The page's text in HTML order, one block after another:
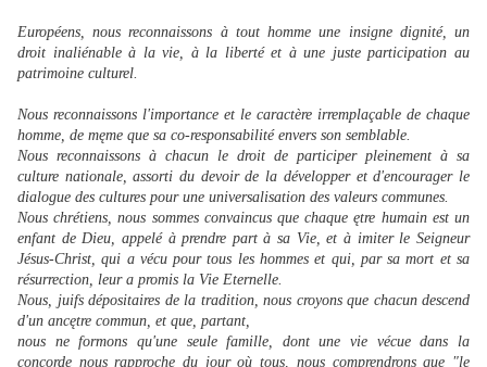
Européens, nous reconnaissons à tout homme une insigne dignité, un
droit inaliénable à la vie, à la liberté et à une juste participation au
patrimoine culturel.
Nous reconnaissons l'importance et le caractère irremplaçable de chaque
homme, de męme que sa co-responsabilité envers son semblable.
Nous reconnaissons à chacun le droit de participer pleinement à sa
culture nationale, assorti du devoir de la développer et d'encourager le
dialogue des cultures pour une universalisation des valeurs communes.
Nous chrétiens, nous sommes convaincus que chaque ętre humain est un
enfant de Dieu, appelé à prendre part à sa Vie, et à imiter le Seigneur
Jésus-Christ, qui a vécu pour tous les hommes et qui, par sa mort et sa
résurrection, leur a promis la Vie Eternelle.
Nous, juifs dépositaires de la tradition, nous croyons que chacun descend
d'un ancętre commun, et que, partant,
nous ne formons qu'une seule famille, dont une vie vécue dans la
concorde nous rapproche du jour où tous, nous comprendrons que "le